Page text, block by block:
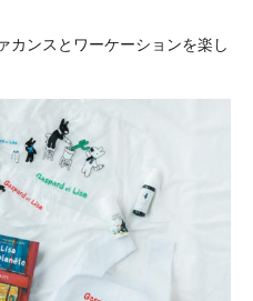
カンスとワーケーションを楽し